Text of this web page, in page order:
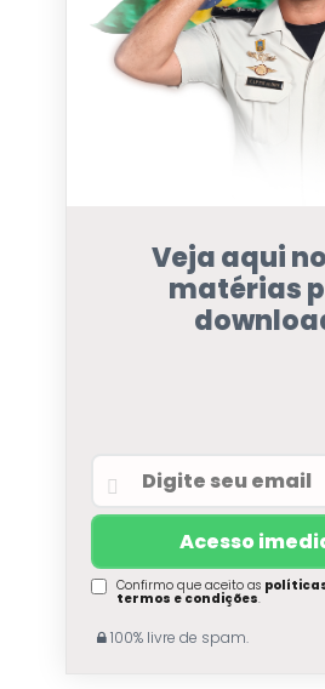
Veja aqui
matérias
Confirmo que aceito as
termos e condições.
100% livre de spam.